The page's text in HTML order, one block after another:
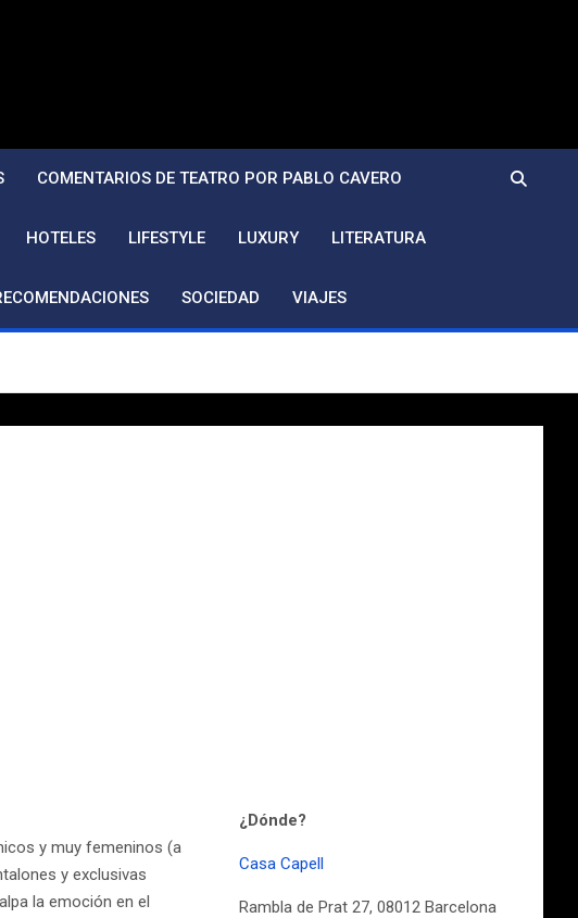
COMENTARIOS DE TEATRO POR PABLO CAVERO
HOTELES LIFESTYLE LUXURY LITERATURA
SOCIEDAD VIAJES
¿Dónde?
Casa Capell
Rambla de Prat 27, 08012 Barcelona
y muy femeninos (a
y exclusivas
la emoción en el